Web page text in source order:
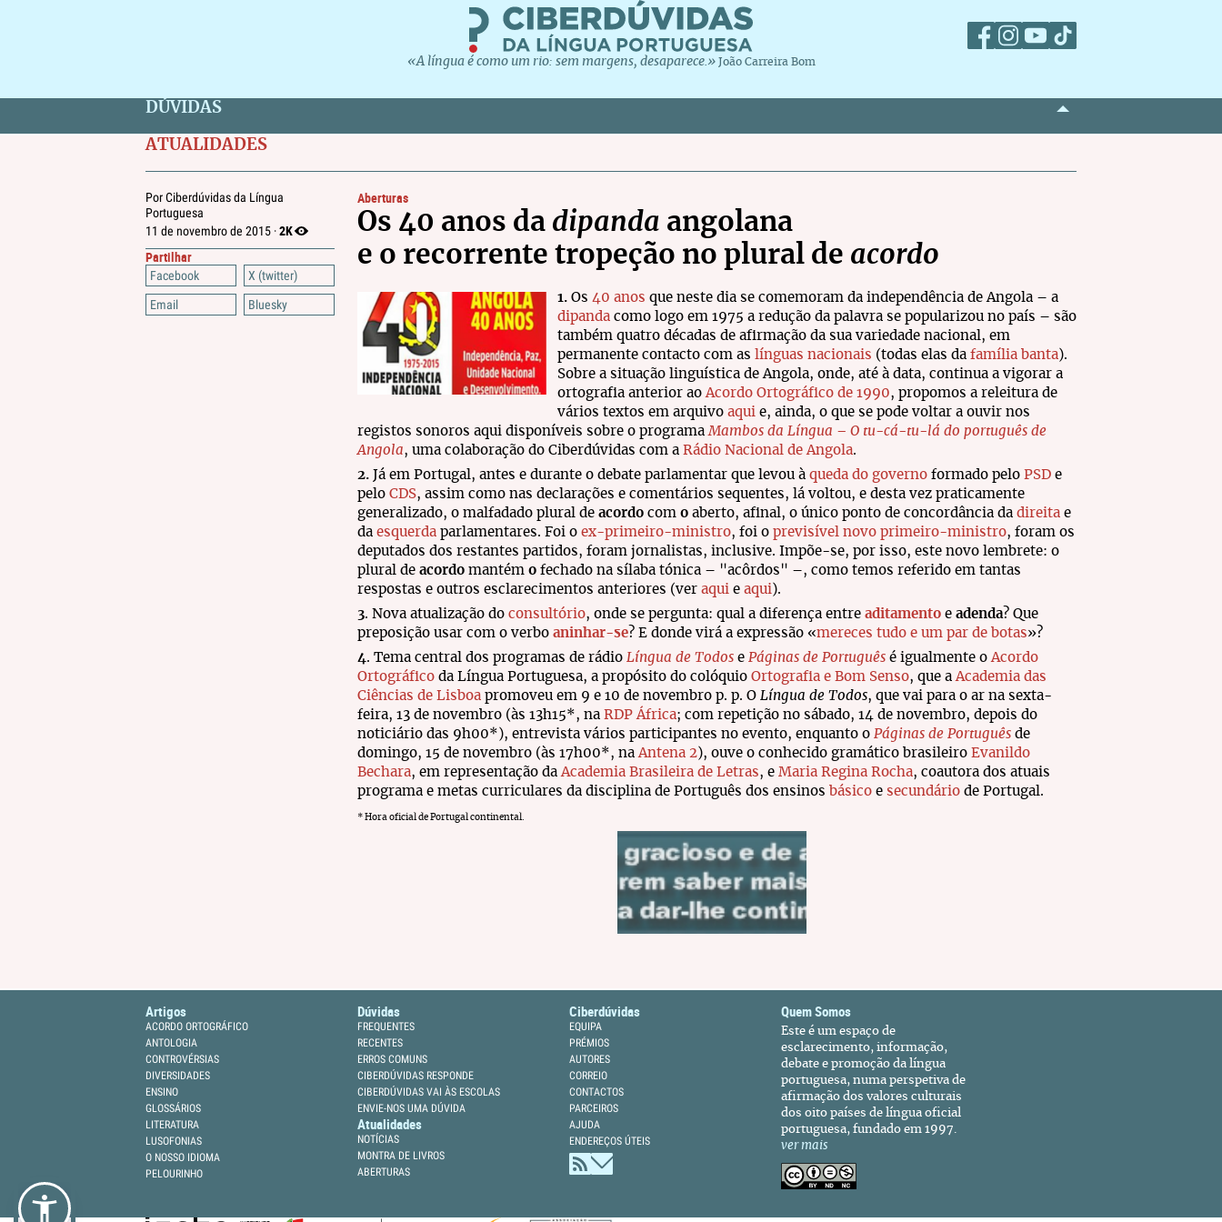
«A língua é como um rio: sem margens, desaparece.» João Carreira Bom
DÚVIDAS
ATUALIDADES
Por Ciberdúvidas da Língua
Portuguesa
11 de novembro de 2015 ·2K
Partilhar
Facebook
X (twitter)
Email
Bluesky
Aberturas
Os 40 anos da dipanda angolana
e o recorrente tropeção no plural de acordo
1. Os 40 anos que neste dia se comemoram da independência de Angola – a
dipanda como logo em 1975 a redução da palavra se popularizou no país – são
também quatro décadas de afirmação da sua variedade nacional, em
permanente contacto com as línguas nacionais (todas elas da família banta).
Sobre a situação linguística de Angola, onde, até à data, continua a vigorar a
ortografia anterior aoAcordo Ortográfico de 1990, propomos a releitura de
vários textos em arquivo aqui e, ainda, o que se pode voltar a ouvir nos
registos sonoros aqui disponíveis sobre o programaMambos da Língua – O tu-cá-tu-lá do português de
Angola, uma colaboração do Ciberdúvidas com a Rádio Nacional de Angola.
2. Já em Portugal, antes e durante o debate parlamentar que levou à queda do governo formado pelo PSD e
pelo CDS, assim como nas declarações e comentários sequentes, lá voltou, e desta vez praticamente
generalizado, o malfadado plural de acordo com o aberto, afinal, o único ponto de concordância da direita e
da esquerda parlamentares. Foi o ex-primeiro-ministro, foi o previsível novo primeiro-ministro, foram os
deputados dos restantes partidos, foram jornalistas, inclusive. Impõe-se, por isso, este novo lembrete: o
plural de acordo mantém o fechado na sílaba tónica – "acôrdos" –, como temos referido em tantas
respostas e outros esclarecimentos anteriores (ver aqui e aqui).
3. Nova atualização do consultório, onde se pergunta: qual a diferença entre aditamento e adenda? Que
preposição usar com o verbo aninhar-se? E donde virá a expressão «mereces tudo e um par de botas»?
4. Tema central dos programas de rádio Língua de Todos e Páginas de Português é igualmente oAcordo
Ortográfico da Língua Portuguesa, a propósito do colóquio Ortografia e Bom Senso, que aAcademia das
Ciências de Lisboa promoveu em 9 e 10 de novembro p. p. O Língua de Todos, que vai para o ar na sexta-
feira, 13 de novembro (às 13h15*, na RDP África; com repetição no sábado, 14 de novembro, depois do
noticiário das 9h00*), entrevista vários participantes no evento, enquanto o Páginas de Português de
domingo, 15 de novembro (às 17h00*, naAntena 2), ouve o conhecido gramático brasileiro Evanildo
Bechara, em representação daAcademia Brasileira de Letras, e Maria Regina Rocha, coautora dos atuais
programa e metas curriculares da disciplina de Português dos ensinos básico e secundário de Portugal.
* Hora oficial de Portugal continental.
Artigos
ACORDO ORTOGRÁFICO
ANTOLOGIA
CONTROVÉRSIAS
DIVERSIDADES
ENSINO
GLOSSÁRIOS
LITERATURA
LUSOFONIAS
O NOSSO IDIOMA
PELOURINHO
Dúvidas
FREQUENTES
RECENTES
ERROS COMUNS
CIBERDÚVIDAS RESPONDE
CIBERDÚVIDAS VAI ÀS ESCOLAS
ENVIE-NOS UMA DÚVIDA
Atualidades
NOTÍCIAS
MONTRA DE LIVROS
ABERTURAS
Ciberdúvidas
EQUIPA
PRÉMIOS
AUTORES
CORREIO
CONTACTOS
PARCEIROS
AJUDA
ENDEREÇOS ÚTEIS
Quem Somos
Este é um espaço de
esclarecimento, informação,
debate e promoção da língua
portuguesa, numa perspetiva de
afirmação dos valores culturais
dos oito países de língua oficial
portuguesa, fundado em 1997.
ver mais